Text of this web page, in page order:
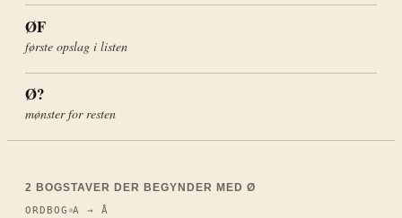
ØF
første opslag i listen
Ø?
mønster for resten
2 BOGSTAVER DER BEGYNDER MED Ø
ORDBOG A → Å